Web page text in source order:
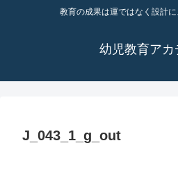
教育の成果は運ではなく設計に
幼児教育アカ
J_043_1_g_out